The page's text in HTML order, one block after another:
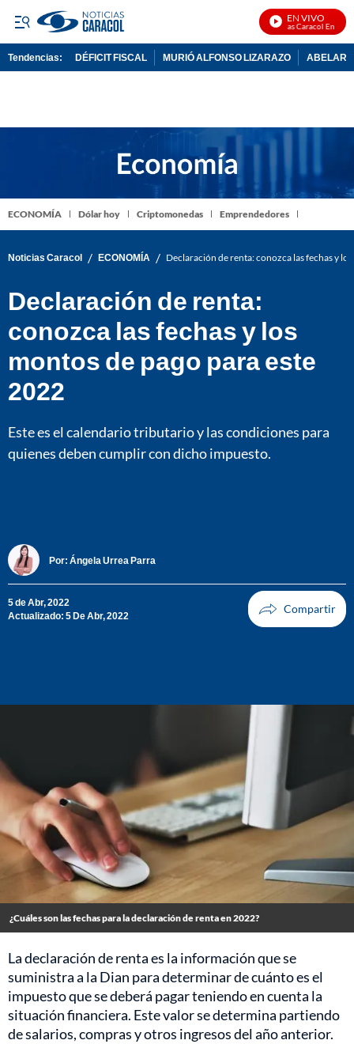
EN VIVO
Noticias Caracol En Vivo
Tendencias: DÉFICIT FISCAL MURIÓ ALFONSO LIZARAZO
ECONOMÍA Dólar hoy Criptomonedas Emprendedores
Noticias Caracol / ECONOMÍA / Declaración de renta: conozca las fechas y
Declaración de renta:
conozca las fechas y los
montos de pago para este
2022
Este es el calendario tributario y las condiciones para
quienes deben cumplir con dicho impuesto.
Por: Ángela Urrea Parra
5 de Abr, 2022
Actualizado: 5 De Abr, 2022
¿Cuáles son las fechas para la declaración de renta en 2022?
La declaración de renta es la información que se
suministra a la Dian para determinar de cuánto es el
impuesto que se deberá pagar teniendo en cuenta la
situación financiera. Este valor se determina partiendo
de salarios, compras y otros ingresos del año anterior.